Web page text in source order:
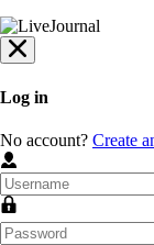
Log in
No account? Create